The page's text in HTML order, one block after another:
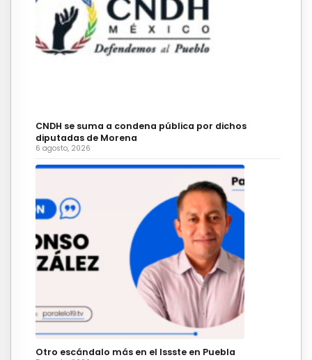
CNDH se suma a condena pública por dichos
diputadas de Morena
6 agosto, 2026
Otro escándalo más en el Issste en Puebla